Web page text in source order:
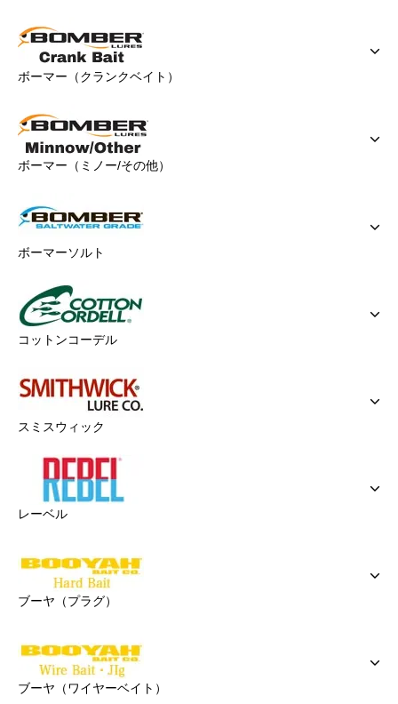
ボーマー（クランクベイト）
ボーマー（ミノー/その他）
ボーマーソルト
コットンコーデル
スミスウィック
レーベル
ブーヤ（プラグ）
ブーヤ（ワイヤーベイト）